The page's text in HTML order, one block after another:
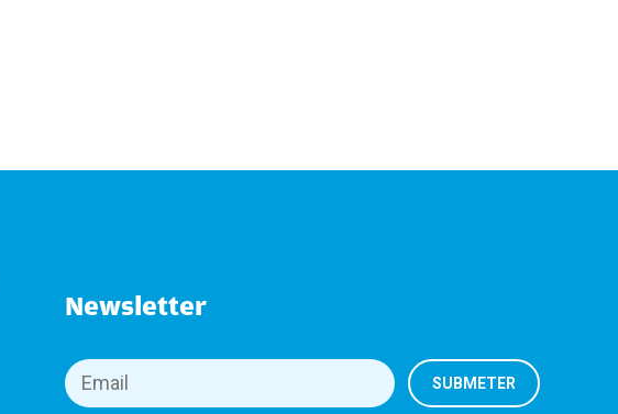
Newsletter